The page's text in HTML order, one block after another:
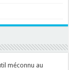
méconnu au